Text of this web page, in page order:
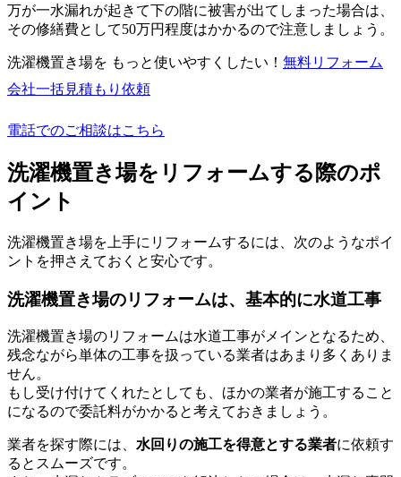
万が一水漏れが起きて下の階に被害が出てしまった場合は、
その修繕費として50万円程度はかかるので注意しましょう。
洗濯機置き場を もっと使いやすくしたい！ 無料リフォーム
会社一括見積もり依頼
電話でのご相談はこちら
洗濯機置き場をリフォームする際のポ
イント
洗濯機置き場を上手にリフォームするには、次のようなポイ
ントを押さえておくと安心です。
洗濯機置き場のリフォームは、基本的に水道工事
洗濯機置き場のリフォームは水道工事がメインとなるため、
残念ながら単体の工事を扱っている業者はあまり多くありま
せん。
もし受け付けてくれたとしても、ほかの業者が施工すること
になるので委託料がかかると考えておきましょう。
業者を探す際には、 水回りの施工を得意とする業者に依頼す
るとスムーズです。